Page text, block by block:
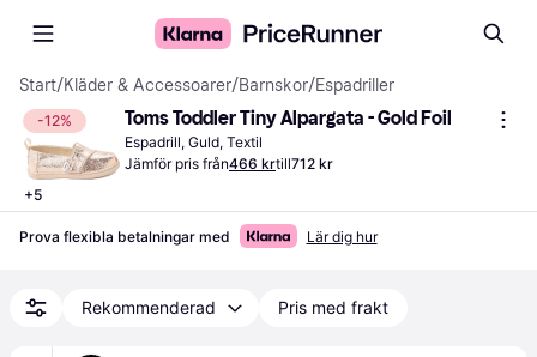
Start/Kläder & Accessoarer/Barnskor/Espadriller
-12%
+5
Toms Toddler Tiny Alpargata - Gold Foil
Espadrill, Guld, Textil
Jämför pris från466 krtill712 kr
Prova flexibla betalningar med Lär dig hur
Rekommenderad Pris med frakt